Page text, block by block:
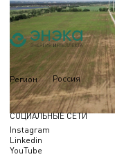
Регион Россия
СОЦИАЛЬНЫЕ СЕТИ
Instagram
Linkedin
YouTube